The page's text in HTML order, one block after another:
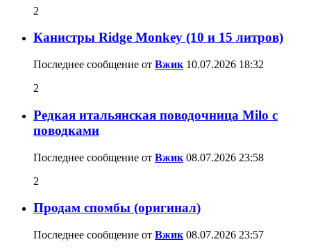
2
Канистры Ridge Monkey (10 и 15 литров)
Последнее сообщение от Вжик 10.07.2026 18:32
2
Редкая итальянская поводочница Milo с
поводками
Последнее сообщение от Вжик 08.07.2026 23:58
2
Продам спомбы (оригинал)
Последнее сообщение от Вжик 08.07.2026 23:57